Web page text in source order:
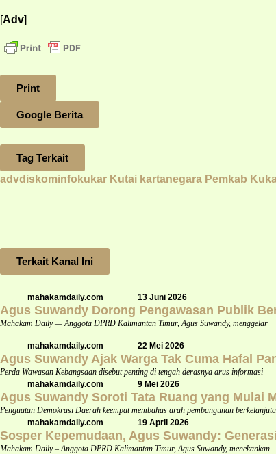
[Adv]
Print
Google Berita
Tag Terkait
advdiskominfokukar Kutai kartanegara Pemkab
Terkait Kanal Ini
mahakamdaily.com 13 Juni 2026
Agus Suwandy Dorong Pengawasan Publik
Mahakam Daily — Anggota DPRD Kalimantan Timur, Agus Suwandy, menggelar
mahakamdaily.com 22 Mei 2026
Agus Suwandy Ajak Warga Tak Cuma Hafal
Perda Wawasan Kebangsaan disebut penting di tengah derasnya arus informasi
mahakamdaily.com
9 Mei 2026
Agus Suwandy Soroti Tata Ruang yang Mulai
Penguatan Demokrasi Daerah keempat membahas arah pembangunan
mahakamdaily.com
19 April 2026
Sosper Kepemudaan, Agus Suwandy:
Mahakam Daily – Anggota DPRD Kalimantan Timur, Agus Suwandy, menekankan